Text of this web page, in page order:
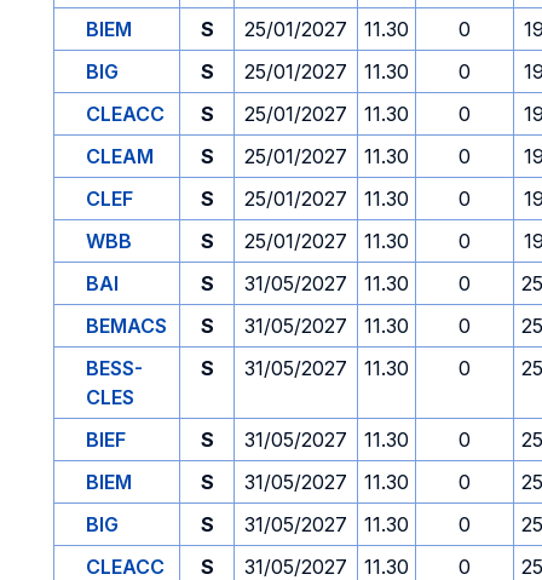
BIEM
S 25/01/2027 11.30 0
BIG
S 25/01/2027 11.30 0
CLEACC
S 25/01/2027 11.30 0
CLEAM
S 25/01/2027 11.30 0
CLEF
S 25/01/2027 11.30 0
WBB
S 25/01/2027 11.30 0
BAI
S 31/05/2027 11.30 0
BEMACS
S 31/05/2027 11.30 0
BESS-
CLES
S 31/05/2027 11.30 0
BIEF S 31/05/2027 11.30 0
BIEM
S 31/05/2027 11.30 0
BIG
S 31/05/2027 11.30 0
CLEACC
S 31/05/2027 11.30 0